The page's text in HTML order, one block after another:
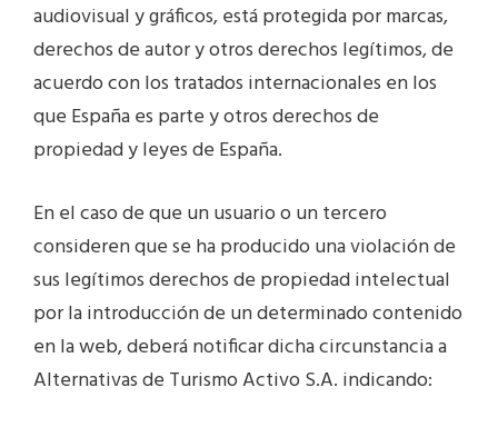
audiovisual y gráficos, está protegida por marcas,
derechos de autor y otros derechos legítimos, de
acuerdo con los tratados internacionales en los
que España es parte y otros derechos de
propiedad y leyes de España.
En el caso de que un usuario o un tercero
consideren que se ha producido una violación de
sus legítimos derechos de propiedad intelectual
por la introducción de un determinado contenido
en la web, deberá notificar dicha circunstancia a
Alternativas de Turismo Activo S.A. indicando: